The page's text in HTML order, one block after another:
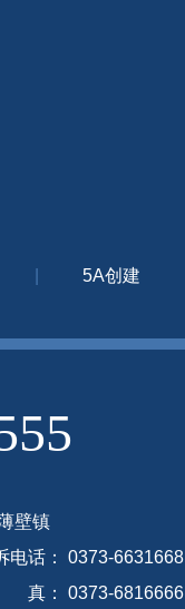
5A创建
壁镇
电话： 0373-6631668
真： 0373-6816666